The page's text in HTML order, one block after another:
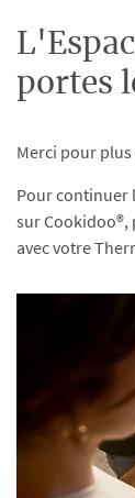
portes
Merci pour plus
Pour continuer
sur
avec votre